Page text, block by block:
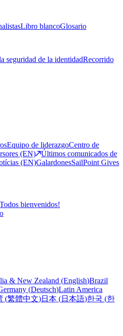
Libro blancoGlosario
seguridad de la identidadRecorrido
Equipo de liderazgoCentro de
(EN)
Últimos comunicados de
(EN)GalardonesSailPoint Gives
bienvenidos!
& New Zealand (English)Brazil
(Deutsch)Latin America
(繁體中文)日本 (日本語)한국 (한